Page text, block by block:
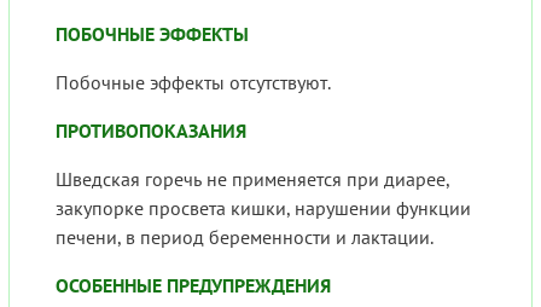
ПОБОЧНЫЕ ЭФФЕКТЫ
Побочные эффекты отсутствуют.
ПРОТИВОПОКАЗАНИЯ
Шведская горечь не применяется при диарее,
закупорке просвета кишки, нарушении функции
печени, в период беременности и лактации.
ОСОБЕННЫЕ ПРЕДУПРЕЖДЕНИЯ